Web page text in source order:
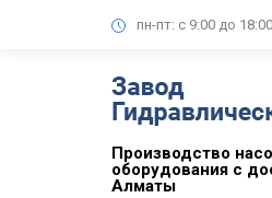
пн-пт: с 9:00 до 18:00
Производство
оборудования с
Алматы